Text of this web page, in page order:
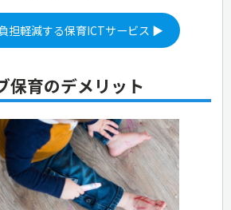
担軽減する保育ICTサービス ▶
保育のデメリット